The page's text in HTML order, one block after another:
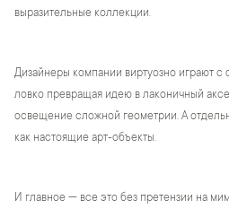
выразительные коллекции.
Дизайнеры компании виртуозно играют
ловко превращая идею в лаконичный
освещение сложной геометрии. А
как настоящие арт-объекты.
И главное — все это без претензии на